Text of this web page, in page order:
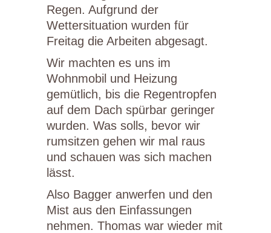
Regen. Aufgrund der
Wettersituation wurden für
Freitag die Arbeiten abgesagt.
Wir machten es uns im
Wohnmobil und Heizung
gemütlich, bis die Regentropfen
auf dem Dach spürbar geringer
wurden. Was solls, bevor wir
rumsitzen gehen wir mal raus
und schauen was sich machen
lässt.
Also Bagger anwerfen und den
Mist aus den Einfassungen
nehmen. Thomas war wieder mit